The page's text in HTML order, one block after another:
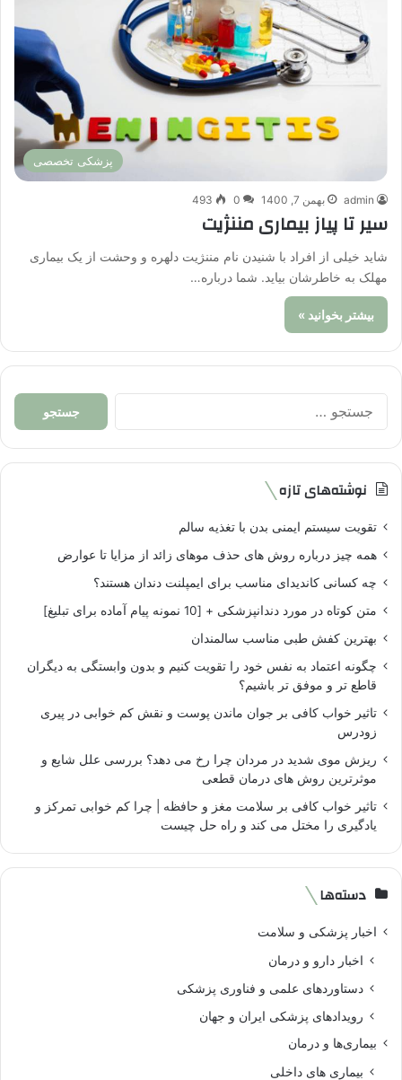
پزشکی تخصصی
admin بهمن 7, 1400 0
493
سیر تا پیاز بیماری مننژیت
شاید خیلی از افراد با شنیدن نام مننژیت دلهره و وحشت از یک بیماری
مهلک به خاطرشان بیاید. شما درباره…
بیشتر بخوانید »
جستجو
نوشته‌های تازه
تقویت سیستم ایمنی بدن با تغذیه سالم
همه چیز درباره روش های حذف موهای زائد از مزایا تا عوارض
چه کسانی کاندیدای مناسب برای ایمپلنت دندان هستند؟
متن کوتاه در مورد دندانپزشکی + [10 نمونه پیام آماده برای تبلیغ]
بهترین کفش طبی مناسب سالمندان
چگونه اعتماد به نفس خود را تقویت کنیم و بدون وابستگی به دیگران
قاطع تر و موفق تر باشیم؟
تاثیر خواب کافی بر جوان ماندن پوست و نقش کم خوابی در پیری
زودرس
ریزش موی شدید در مردان چرا رخ می دهد؟ بررسی علل شایع و
موثرترین روش های درمان قطعی
تاثیر خواب کافی بر سلامت مغز و حافظه | چرا کم خوابی تمرکز و
یادگیری را مختل می کند و راه حل چیست
دسته‌ها
اخبار پزشکی و سلامت
اخبار دارو و درمان
دستاوردهای علمی و فناوری پزشکی
رویدادهای پزشکی ایران و جهان
بیماری‌ها و درمان
بیماری های داخلی